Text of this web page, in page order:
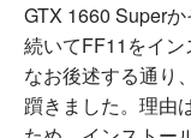
GTX 1660 Superか
続いてFF11をイン
なお後述する通り
躓きました。理由